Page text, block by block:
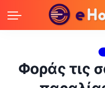
Φοράς τις